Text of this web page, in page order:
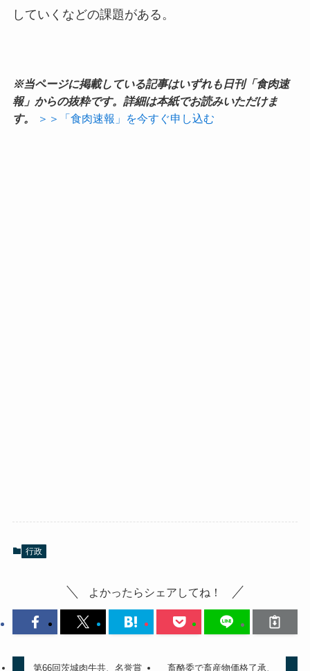
していくなどの課題がある。
※当ページに掲載している記事はいずれも日刊「食肉速
報」からの抜粋です。詳細は本紙でお読みいただけま
す。
＞＞「食肉速報」を今すぐ申し込む
行政
よかったらシェアしてね！
第66回茨城肉牛共、名誉賞 畜酪委で畜産物価格了承、